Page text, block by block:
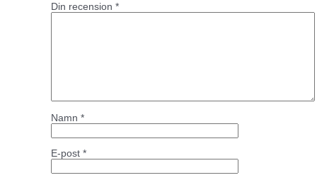
Din recension *
Namn *
E-post *